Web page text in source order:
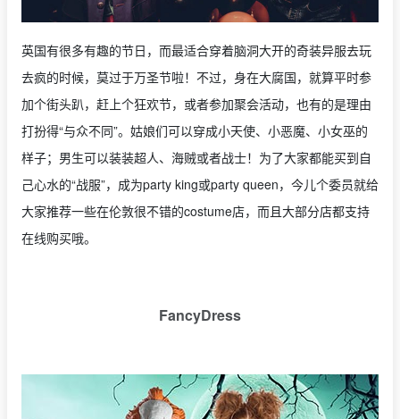
英国有很多有趣的节日，而最适合穿着脑洞大开的奇装异服去玩
去疯的时候，莫过于万圣节啦！不过，身在大腐国，就算平时参
加个街头趴，赶上个狂欢节，或者参加聚会活动，也有的是理由
打扮得“与众不同”。姑娘们可以穿成小天使、小恶魔、小女巫的
样子；男生可以装装超人、海贼或者战士！为了大家都能买到自
己心水的“战服”，成为party king或party queen，今儿个委员就给
大家推荐一些在伦敦很不错的costume店，而且大部分店都支持
在线购买哦。
FancyDress